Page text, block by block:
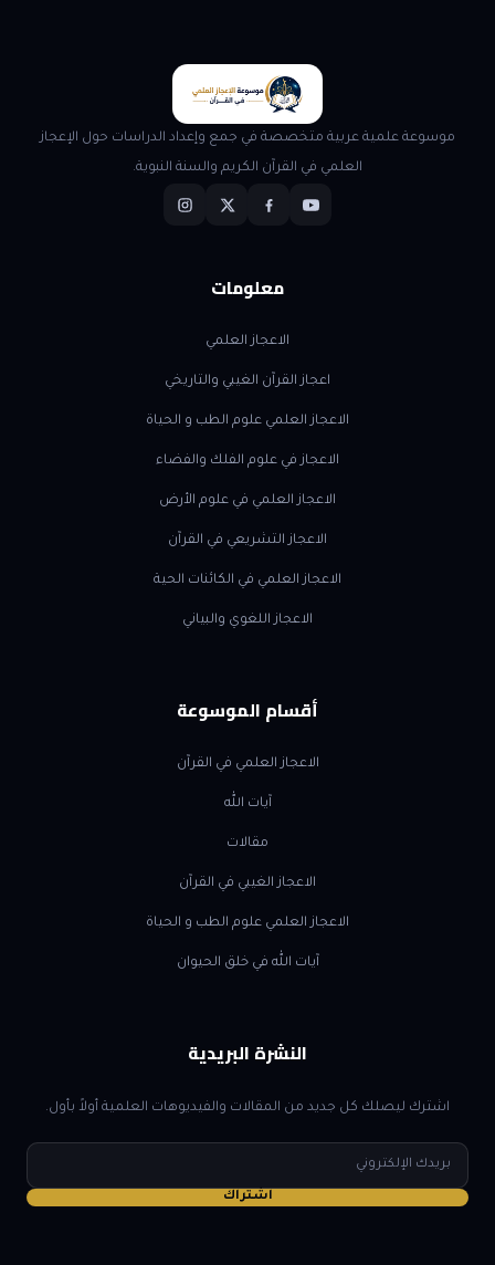
موسوعة علمية عربية متخصصة في جمع وإعداد الدراسات حول الإعجاز
العلمي في القرآن الكريم والسنة النبوية.
معلومات
الاعجاز العلمي
اعجاز القرآن الغيبي والتاريخي
الاعجاز العلمي علوم الطب و الحياة
الاعجاز في علوم الفلك والفضاء
الاعجاز العلمي في علوم الأرض
الاعجاز التشريعي في القرآن
الاعجاز العلمي في الكائنات الحية
الاعجاز اللغوي والبياني
أقسام الموسوعة
الاعجاز العلمي في القرآن
آيات الله
مقالات
الاعجاز الغيبي في القرآن
الاعجاز العلمي علوم الطب و الحياة
آيات الله في خلق الحيوان
النشرة البريدية
اشترك ليصلك كل جديد من المقالات والفيديوهات العلمية أولاً بأول.
البريد
الإلكتروني
اشتراك